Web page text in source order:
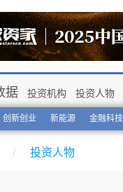
创新创业 新能源 金融科技
据 投资机构 投资人物
/ 投资人物